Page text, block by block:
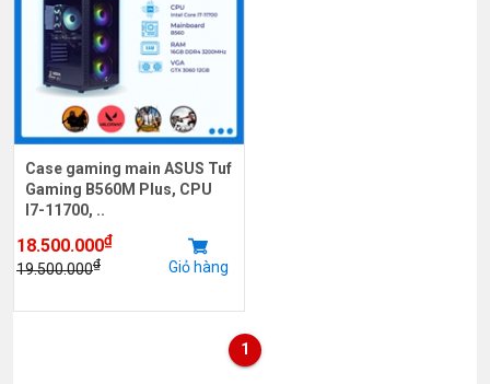
Case gaming main ASUS Tuf
Gaming B560M Plus, CPU
I7-11700, ..
18.500.000₫
19.500.000₫ Giỏ hàng
1